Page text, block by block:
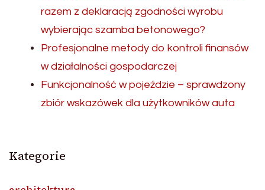
razem z deklaracją zgodności wyrobu
wybierając szamba betonowego?
Profesjonalne metody do kontroli finansów
w działalności gospodarczej
Funkcjonalność w pojeździe – sprawdzony
zbiór wskazówek dla użytkowników auta
Kategorie